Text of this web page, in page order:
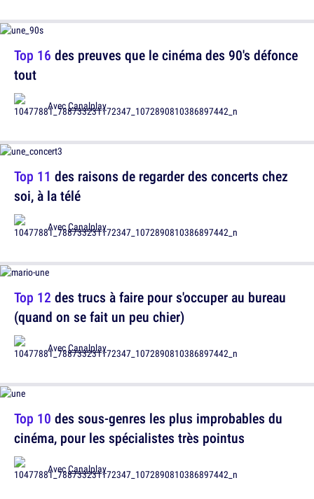
Top 16 des preuves que le cinéma des 90's défonce
tout
AvecCanalplay
Top 12 des trucs à faire pour s'occuper au bureau
(quand on se fait un peu chier)
AvecCanalplay
Top 11 des raisons de regarder des concerts chez
soi, à la télé
AvecCanalplay
Top 10 des sous-genres les plus improbables du
cinéma, pour les spécialistes très pointus
AvecCanalplay